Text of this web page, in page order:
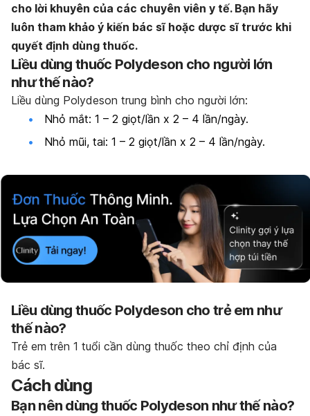
cho lời khuyên của các chuyên viên y tế. Bạn hãy
luôn tham khảo ý kiến bác sĩ hoặc dược sĩ trước khi
quyết định dùng thuốc.
Liều dùng thuốc Polydeson cho người lớn
như thế nào?
Liều dùng Polydeson trung bình cho người lớn:
Nhỏ mắt: 1 – 2 giọt/lần x 2 – 4 lần/ngày.
Nhỏ mũi, tai: 1 – 2 giọt/lần x 2 – 4 lần/ngày.
Liều dùng thuốc Polydeson cho trẻ em như
thế nào?
Trẻ em trên 1 tuổi cần dùng thuốc theo chỉ định của
bác sĩ.
Cách dùng
Bạn nên dùng thuốc Polydeson như thế nào?